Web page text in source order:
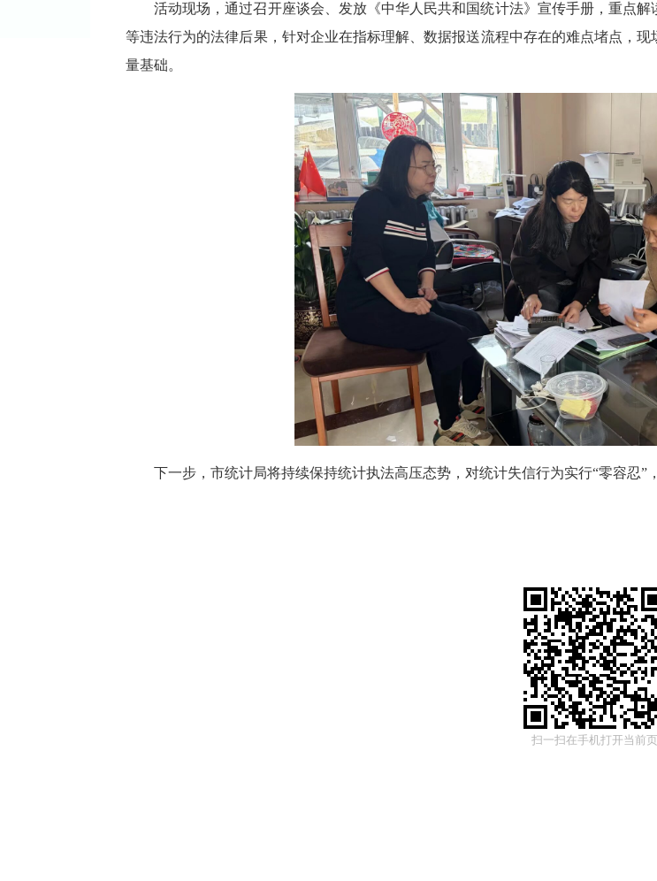
活动现场，通过召开座谈会、发放《中华人民共和国统计法》宣传手册，重点
等违法行为的法律后果，针对企业在指标理解、数据报送流程中存在的难点堵点，
量基础。
下一步，市统计局将持续保持统计执法高压态势，对统计失信行为实行“零容忍”
扫一扫在手机打开当前页